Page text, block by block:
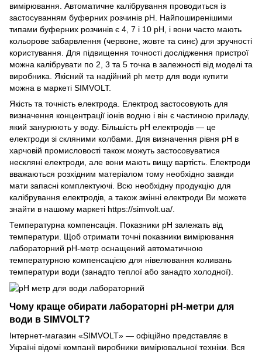
вимірювання. Автоматичне калібрування проводиться із
застосуванням буферних розчинів рН. Найпоширенішими
типами буферних розчинів є 4, 7 і 10 рН, і вони часто мають
кольорове забарвлення (червоне, жовте та синє) для зручності
користування. Для підвищення точності дослідження пристрої
можна калібрувати по 2, 3 та 5 точка в залежності від моделі та
виробника. Якісний та надійний ph метр для води купити
можна в маркеті SIMVOLT.
Якість та точність електрода. Електрод застосовують для
визначення концентрації іонів водню і він є частиною приладу,
який занурюють у воду. Більшість рН електродів — це
електроди зі скляними колбами. Для визначення рівня рН в
харчовій промисловості також можуть застосовуватися
нескляні електроди, але вони мають вищу вартість. Електроди
вважаються розхідним матеріалом тому необхідно завжди
мати запасні комплектуючі. Всю необхідну продукцію для
калібрування електродів, а також змінні електроди Ви можете
знайти в нашому маркеті https://simvolt.ua/.
Температурна компенсація. Показники рН залежать від
температури. Щоб отримати точні показники вимірювання
лабораторний рН-метр оснащений автоматичною
температурною компенсацією для нівелювання коливань
температури води (занадто теплої або занадто холодної).
Чому краще обирати лабораторні рН-метри для
води в SIMVOLT?
Інтернет-магазин «SIMVOLT» — офіційно представляє в
Україні відомі компанії виробники вимірювальної техніки. Вся